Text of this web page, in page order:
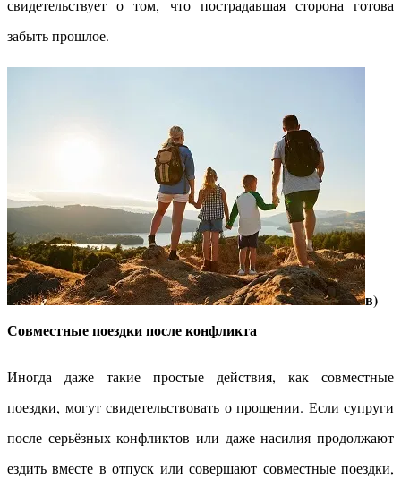
свидетельствует о том, что пострадавшая сторона готова
забыть прошлое.
в)
Совместные поездки после конфликта
Иногда даже такие простые действия, как совместные
поездки, могут свидетельствовать о прощении. Если супруги
после серьёзных конфликтов или даже насилия продолжают
ездить вместе в отпуск или совершают совместные поездки,